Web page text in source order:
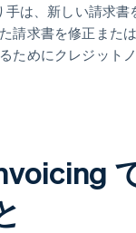
手は、新しい請求書
請求書を修正また
ためにクレジット